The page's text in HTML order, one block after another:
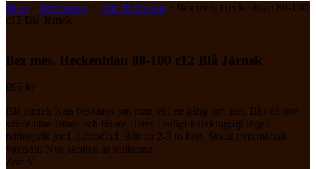
Hem > Webbshop > Träd & Buskar> Ilex mes. Heckenblau 80-100
c12 Blå Järnek
Ilex mes. Heckenblau 80-100 c12 Blå Järnek
895 kr
Blå järnek Kan beskäras om man vill en gång om året. Blir då inte
större utan tätare och finare. Trivs i soligt-halvkuggigt läge i
näringsrik jord. Lättodlad. Blir ca 2-3 m hög. Smalt pyramidialt
växtsätt. Nya skotten är rödbruna.
Zon V